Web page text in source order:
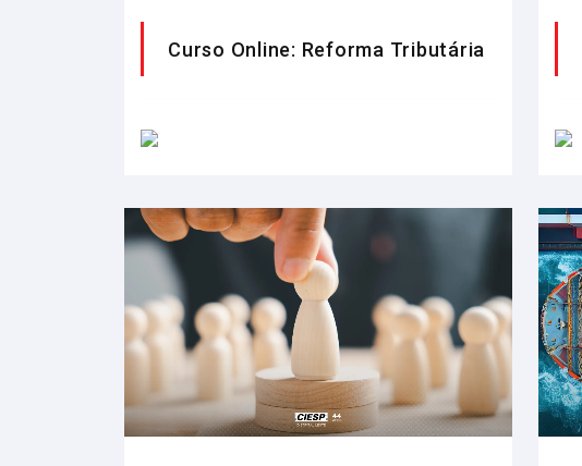
Curso Online: Reforma Tributária